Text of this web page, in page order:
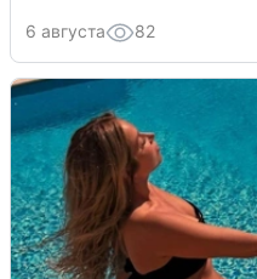
6 августа 82